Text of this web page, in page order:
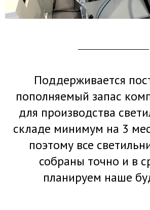
Поддерживается
пополняемый запас
для производства
складе минимум на 3
поэтому все
собраны точно и в
планируем наше